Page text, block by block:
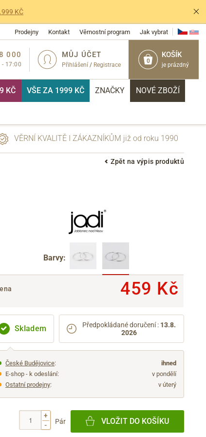
KČ
Prodejny Kontakt Věrnostní program Jak vybrat
0
KOŠÍK
je prázdný
MŮJ ÚČET
Přihlášení / Registrace
000
- 17:00
KČ VŠE ZA 1999 KČ ZNAČKY NOVÉ ZBOŽÍ
VĚRNÍ KVALITĚ I ZÁKAZNÍKŮM již od roku 1990
Zpět na výpis produktů
Barvy:
459 Kč
Skladem Předpokládané doručení : 13.8.
2026
České Budějovice:
ihned
E-shop - k odeslání:
v pondělí
Ostatní prodejny: v úterý
+
-
Pár VLOŽIT DO KOŠÍKU